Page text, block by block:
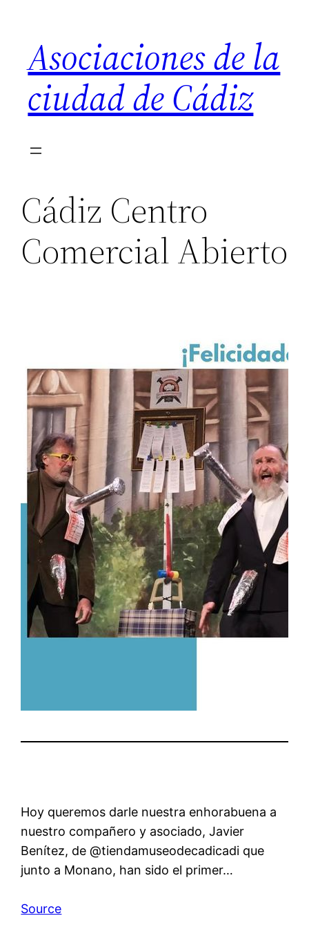
contenido
Asociaciones de la
ciudad de Cádiz
Cádiz Centro
Comercial Abierto
Hoy queremos darle nuestra enhorabuena a
nuestro compañero y asociado, Javier
Benítez, de @tiendamuseodecadicadi que
junto a Monano, han sido el primer…
Source